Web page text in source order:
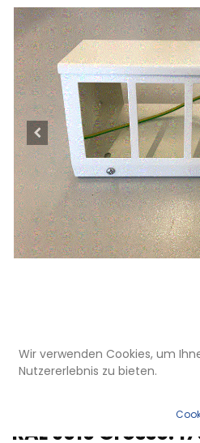
KBV 400 001
Kanalbox für 4
RAL 9010 Grösse:
Wir verwenden Cookies, um
Nutzererlebnis zu bieten.